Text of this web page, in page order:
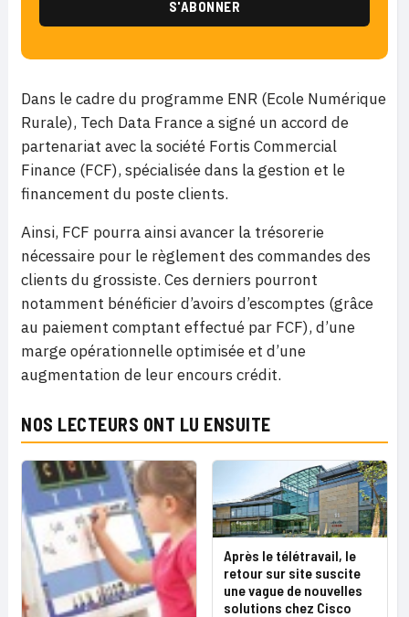
Dans le cadre du programme ENR (Ecole Numérique
Rurale), Tech Data France a signé un accord de
partenariat avec la société Fortis Commercial
Finance (FCF), spécialisée dans la gestion et le
financement du poste clients.
Ainsi, FCF pourra ainsi avancer la trésorerie
nécessaire pour le règlement des commandes des
clients du grossiste. Ces derniers pourront
notamment bénéficier d’avoirs d’escomptes (grâce
au paiement comptant effectué par FCF), d’une
marge opérationnelle optimisée et d’une
augmentation de leur encours crédit.
NOS LECTEURS ONT LU ENSUITE
Après le télétravail, le
retour sur site suscite
une vague de nouvelles
solutions chez Cisco